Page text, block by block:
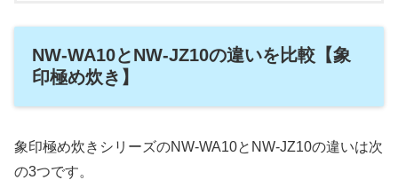
NW-WA10とNW-JZ10の違いを比較【象
印極め炊き】
象印極め炊きシリーズのNW-WA10とNW-JZ10の違いは次
の3つです。